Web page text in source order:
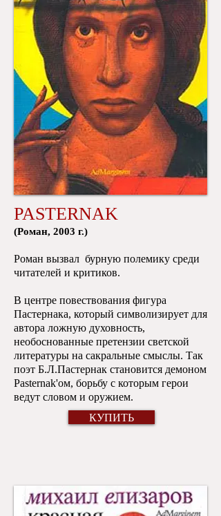
PASTERNAK
​(Роман, 2003 г.)
Роман вызвал бурную полемику среди
читателей и критиков.
В центре повествования фигура
Пастернака, который символизирует для
автора ложную духовность,
необоснованные претензии светской
литературы на сакральные смыслы. Так
поэт Б.Л.Пастернак становится демоном
Pasternak'oм, борьбу с которым герои
ведут словом и оружием.
КУПИТЬ